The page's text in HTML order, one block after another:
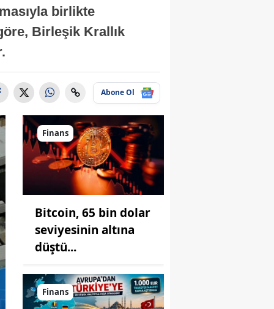
birlikte
Birleşik Krallık
Abone Ol
Finans
Bitcoin, 65 bin dolar
seviyesinin altına
düştü...
Finans